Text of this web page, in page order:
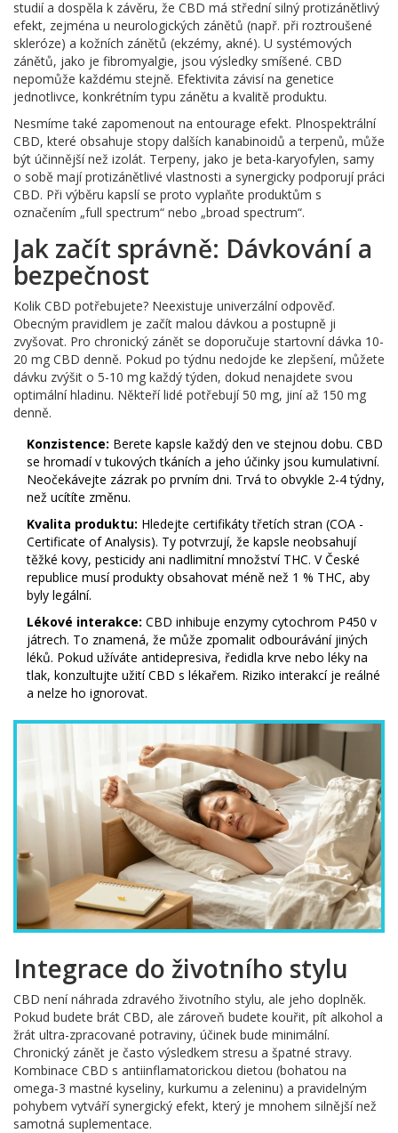
studií a dospěla k závěru, že CBD má střední silný protizánětlivý
efekt, zejména u neurologických zánětů (např. při roztroušené
skleróze) a kožních zánětů (ekzémy, akné). U systémových
zánětů, jako je fibromyalgie, jsou výsledky smíšené. CBD
nepomůže každému stejně. Efektivita závisí na genetice
jednotlivce, konkrétním typu zánětu a kvalitě produktu.
Nesmíme také zapomenout na entourage efekt. Plnospektrální
CBD, které obsahuje stopy dalších kanabinoidů a terpenů, může
být účinnější než izolát. Terpeny, jako je beta-karyofylen, samy
o sobě mají protizánětlivé vlastnosti a synergicky podporují práci
CBD. Při výběru kapslí se proto vyplaňte produktům s
označením „full spectrum“ nebo „broad spectrum“.
Jak začít správně: Dávkování a
bezpečnost
Kolik CBD potřebujete? Neexistuje univerzální odpověď.
Obecným pravidlem je začít malou dávkou a postupně ji
zvyšovat. Pro chronický zánět se doporučuje startovní dávka 10-
20 mg CBD denně. Pokud po týdnu nedojde ke zlepšení, můžete
dávku zvýšit o 5-10 mg každý týden, dokud nenajdete svou
optimální hladinu. Někteří lidé potřebují 50 mg, jiní až 150 mg
denně.
Konzistence: Berete kapsle každý den ve stejnou dobu. CBD
se hromadí v tukových tkáních a jeho účinky jsou kumulativní.
Neočekávejte zázrak po prvním dni. Trvá to obvykle 2-4 týdny,
než ucítíte změnu.
Kvalita produktu: Hledejte certifikáty třetích stran (COA -
Certificate of Analysis). Ty potvrzují, že kapsle neobsahují
těžké kovy, pesticidy ani nadlimitní množství THC. V České
republice musí produkty obsahovat méně než 1 % THC, aby
byly legální.
Lékové interakce: CBD inhibuje enzymy cytochrom P450 v
játrech. To znamená, že může zpomalit odbourávání jiných
léků. Pokud užíváte antidepresiva, ředidla krve nebo léky na
tlak, konzultujte užití CBD s lékařem. Riziko interakcí je reálné
a nelze ho ignorovat.
Integrace do životního stylu
CBD není náhrada zdravého životního stylu, ale jeho doplněk.
Pokud budete brát CBD, ale zároveň budete kouřit, pít alkohol a
žrát ultra-zpracované potraviny, účinek bude minimální.
Chronický zánět je často výsledkem stresu a špatné stravy.
Kombinace CBD s antiinflamatorickou dietou (bohatou na
omega-3 mastné kyseliny, kurkumu a zeleninu) a pravidelným
pohybem vytváří synergický efekt, který je mnohem silnější než
samotná suplementace.